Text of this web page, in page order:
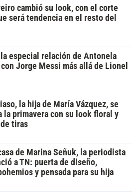
cambió su look, con el corte
será tendencia en el resto del
especial relación de Antonela
con Jorge Messi más allá de Lionel
la hija de María Vázquez, se
la primavera con su look floral y
tiras
de Marina Señuk, la periodista
a TN: puerta de diseño,
y pensada para su hija